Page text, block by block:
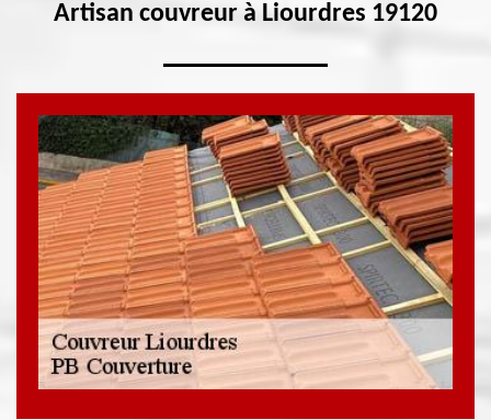
Artisan couvreur à Liourdres 19120